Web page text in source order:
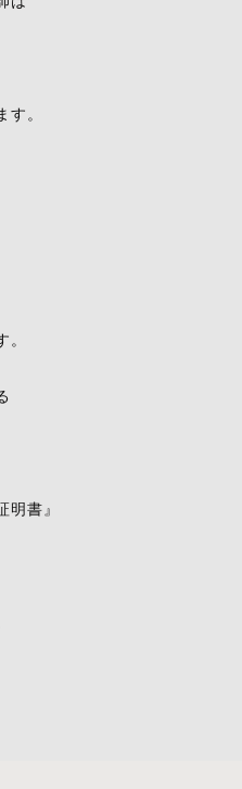
。
書』